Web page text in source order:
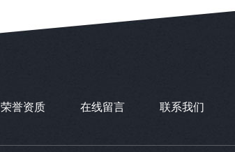
荣誉资质 在线留言 联系我们